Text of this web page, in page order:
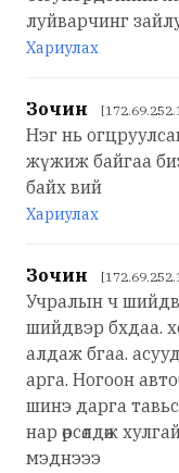
луйварчинг
Хариулах
Зочин
Нэг нь
жүжиж байгаа
байх вий
Хариулах
Зочин
Учралын ч
шийдвэр бхдаа.
алдаж бгаа.
арга. Ногоон
шинэ дарга
нар өрсөлдөж
мэднэээ